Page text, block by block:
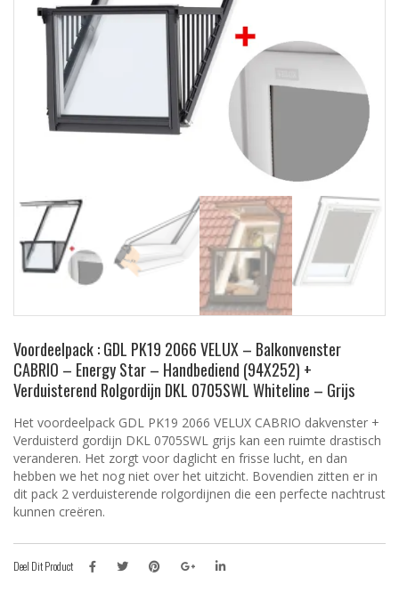
Voordeelpack : GDL PK19 2066 VELUX – Balkonvenster
CABRIO – Energy Star – Handbediend (94X252) +
Verduisterend Rolgordijn DKL 0705SWL Whiteline – Grijs
Het voordeelpack GDL PK19 2066 VELUX CABRIO dakvenster +
Verduisterd gordijn DKL 0705SWL grijs kan een ruimte drastisch
veranderen. Het zorgt voor daglicht en frisse lucht, en dan
hebben we het nog niet over het uitzicht. Bovendien zitten er in
dit pack 2 verduisterende rolgordijnen die een perfecte nachtrust
kunnen creëren.
Deel Dit Product